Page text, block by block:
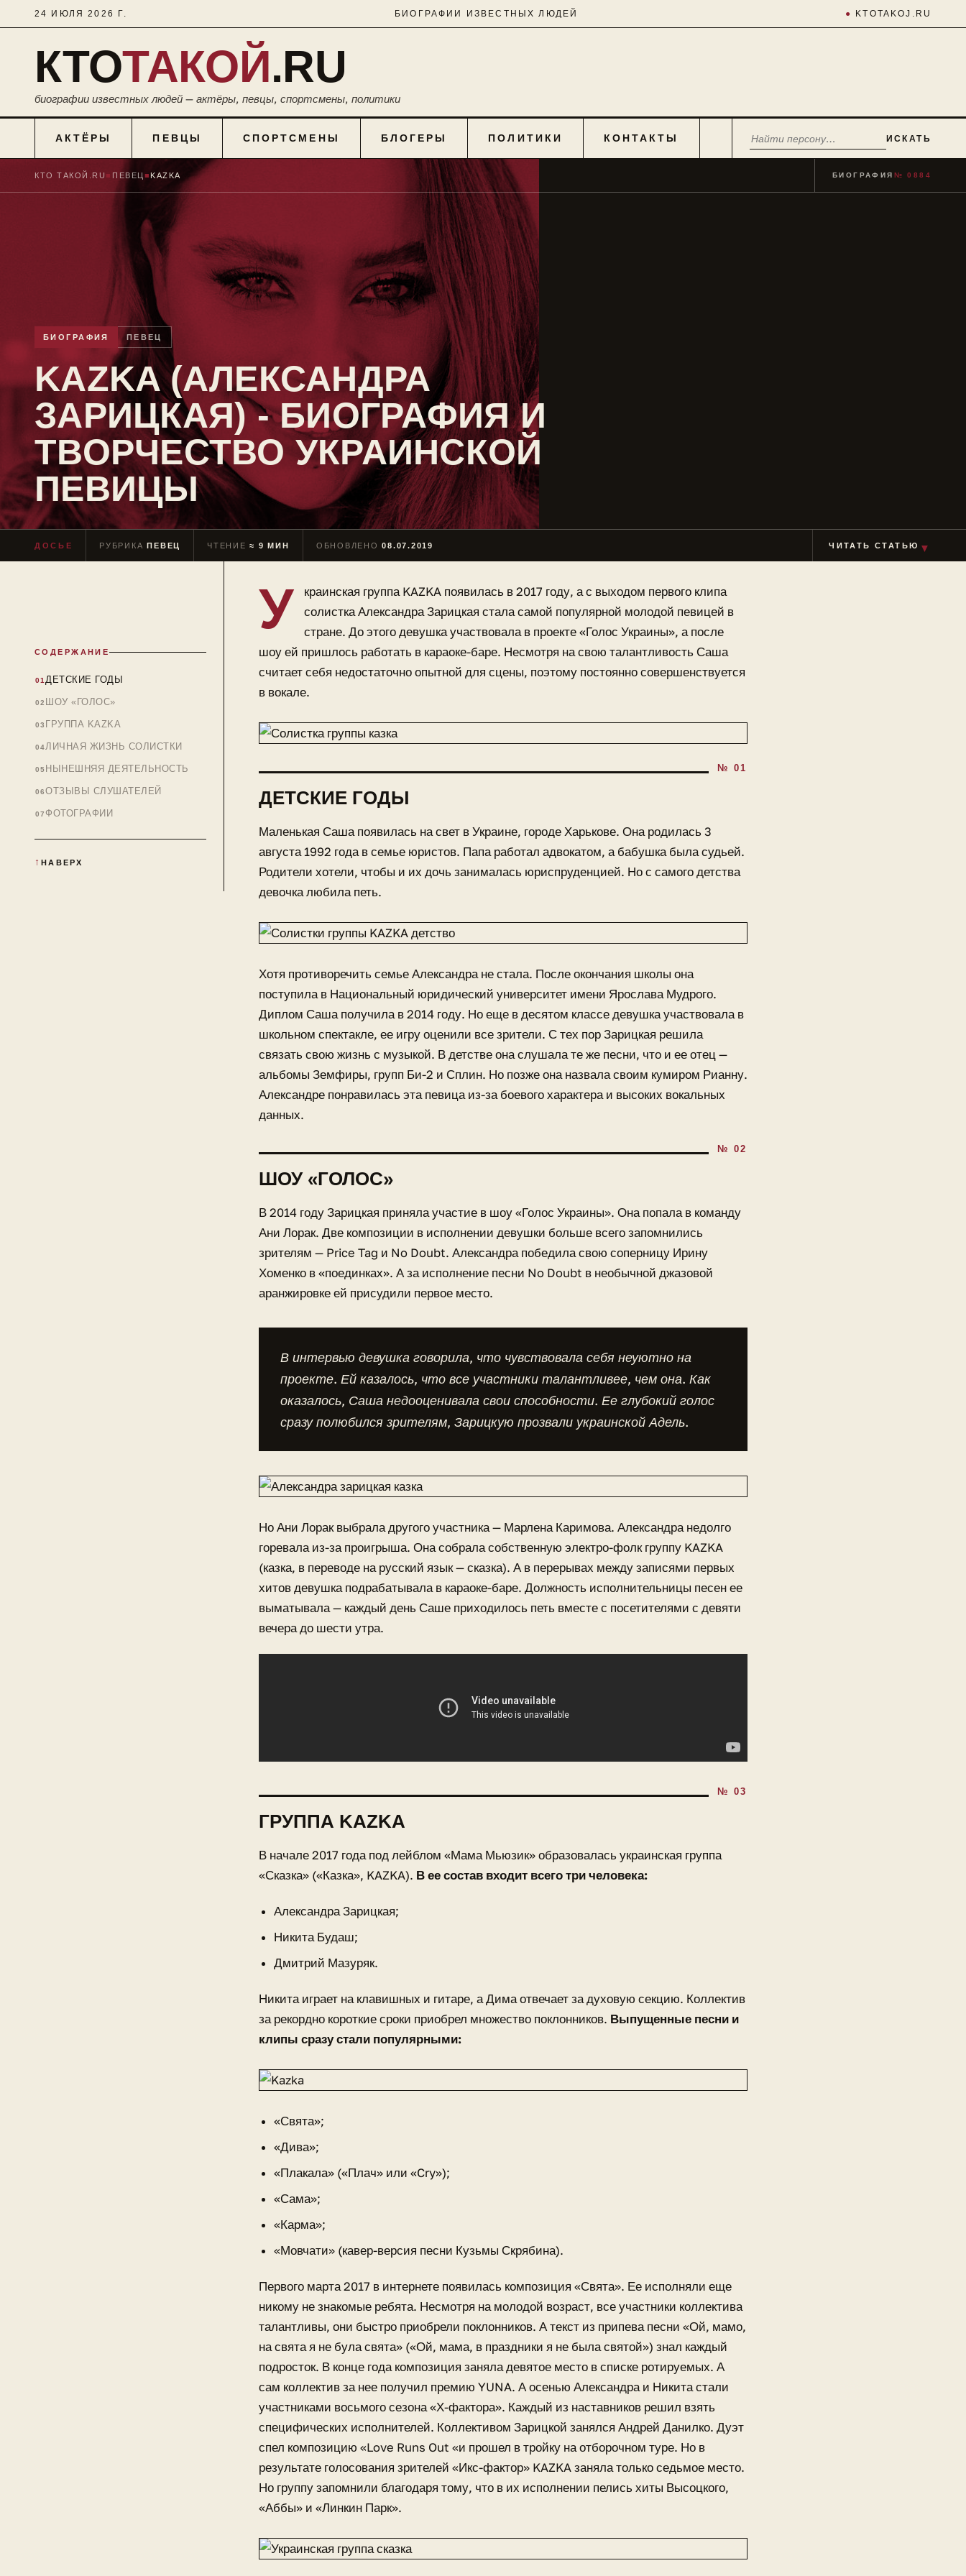
24 ИЮЛЯ 2026 Г. БИОГРАФИИ ИЗВЕСТНЫХ ЛЮДЕЙ ● KTOTAKOJ.RU
КТОТАКОЙ.RU
биографии известных людей — актёры, певцы, спортсмены, политики
АКТЁРЫ ПЕВЦЫ СПОРТСМЕНЫ БЛОГЕРЫ ПОЛИТИКИ КОНТАКТЫ ИСКАТЬ
КТО ТАКОЙ.RU ■ ПЕВЕЦ ■ KAZKA БИОГРАФИЯ № 0884
БИОГРАФИЯ ПЕВЕЦ
KAZKA (АЛЕКСАНДРА
ЗАРИЦКАЯ) - БИОГРАФИЯ И
ТВОРЧЕСТВО УКРАИНСКОЙ
ПЕВИЦЫ
ДОСЬЕ РУБРИКАПЕВЕЦ ЧТЕНИЕ≈ 9 МИН ОБНОВЛЕНО08.07.2019 ЧИТАТЬ СТАТЬЮ ▼
СОДЕРЖАНИЕ
ДЕТСКИЕ ГОДЫ
ШОУ «ГОЛОС»
ГРУППА KAZKA
ЛИЧНАЯ ЖИЗНЬ СОЛИСТКИ
НЫНЕШНЯЯ ДЕЯТЕЛЬНОСТЬ
ОТЗЫВЫ СЛУШАТЕЛЕЙ
ФОТОГРАФИИ
НАВЕРХ
У
краинская группа KAZKA появилась в 2017 году, а с выходом первого клипа
солистка Александра Зарицкая стала самой популярной молодой певицей в
стране. До этого девушка участвовала в проекте «Голос Украины», а после
шоу ей пришлось работать в караоке-баре. Несмотря на свою талантливость Саша
считает себя недостаточно опытной для сцены, поэтому постоянно совершенствуется
в вокале.
ДЕТСКИЕ ГОДЫ
Маленькая Саша появилась на свет в Украине, городе Харькове. Она родилась 3
августа 1992 года в семье юристов. Папа работал адвокатом, а бабушка была судьей.
Родители хотели, чтобы и их дочь занималась юриспруденцией. Но с самого детства
девочка любила петь.
Хотя противоречить семье Александра не стала. После окончания школы она
поступила в Национальный юридический университет имени Ярослава Мудрого.
Диплом Саша получила в 2014 году. Но еще в десятом классе девушка участвовала в
школьном спектакле, ее игру оценили все зрители. С тех пор Зарицкая решила
связать свою жизнь с музыкой. В детстве она слушала те же песни, что и ее отец —
альбомы Земфиры, групп Би-2 и Сплин. Но позже она назвала своим кумиром Рианну.
Александре понравилась эта певица из-за боевого характера и высоких вокальных
данных.
ШОУ «ГОЛОС»
В 2014 году Зарицкая приняла участие в шоу «Голос Украины». Она попала в команду
Ани Лорак. Две композиции в исполнении девушки больше всего запомнились
зрителям — Price Tag и No Doubt. Александра победила свою соперницу Ирину
Хоменко в «поединках». А за исполнение песни No Doubt в необычной джазовой
аранжировке ей присудили первое место.
В интервью девушка говорила, что чувствовала себя неуютно на
проекте. Ей казалось, что все участники талантливее, чем она. Как
оказалось, Саша недооценивала свои способности. Ее глубокий голос
сразу полюбился зрителям, Зарицкую прозвали украинской Адель.
Но Ани Лорак выбрала другого участника — Марлена Каримова. Александра недолго
горевала из-за проигрыша. Она собрала собственную электро-фолк группу KAZKA
(казка, в переводе на русский язык — сказка). А в перерывах между записями первых
хитов девушка подрабатывала в караоке-баре. Должность исполнительницы песен ее
выматывала — каждый день Саше приходилось петь вместе с посетителями с девяти
вечера до шести утра.
ГРУППА KAZKA
В начале 2017 года под лейблом «Мама Мьюзик» образовалась украинская группа
«Сказка» («Казка», KAZKA). В ее состав входит всего три человека:
Александра Зарицкая;
Никита Будаш;
Дмитрий Мазуряк.
Никита играет на клавишных и гитаре, а Дима отвечает за духовую секцию. Коллектив
за рекордно короткие сроки приобрел множество поклонников. Выпущенные песни и
клипы сразу стали популярными:
«Свята»;
«Дива»;
«Плакала» («Плач» или «Cry»);
«Сама»;
«Карма»;
«Мовчати» (кавер-версия песни Кузьмы Скрябина).
Первого марта 2017 в интернете появилась композиция «Свята». Ее исполняли еще
никому не знакомые ребята. Несмотря на молодой возраст, все участники коллектива
талантливы, они быстро приобрели поклонников. А текст из припева песни «Ой, мамо,
на свята я не була свята» («Ой, мама, в праздники я не была святой») знал каждый
подросток. В конце года композиция заняла девятое место в списке ротируемых. А
сам коллектив за нее получил премию YUNA. А осенью Александра и Никита стали
участниками восьмого сезона «Х-фактора». Каждый из наставников решил взять
специфических исполнителей. Коллективом Зарицкой занялся Андрей Данилко. Дуэт
спел композицию «Love Runs Out «и прошел в тройку на отборочном туре. Но в
результате голосования зрителей «Икс-фактор» KAZKA заняла только седьмое место.
Но группу запомнили благодаря тому, что в их исполнении пелись хиты Высоцкого,
«Аббы» и «Линкин Парк».